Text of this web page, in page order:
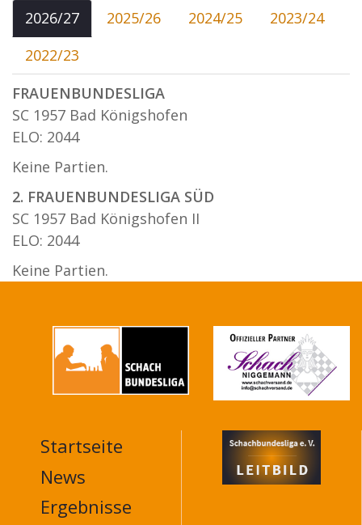
2026/27 2025/26 2024/25
2023/24
2022/23
FRAUENBUNDESLIGA
SC 1957 Bad Königshofen
ELO: 2044
Keine Partien.
2. FRAUENBUNDESLIGA SÜD
SC 1957 Bad Königshofen II
ELO: 2044
Keine Partien.
MAIN
NAVIGATION
FOOTER
Startseite
News
Ergebnisse